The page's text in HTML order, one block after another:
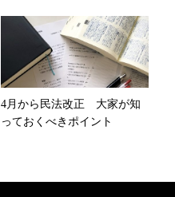
4月から民法改正 大家が知
っておくべきポイント